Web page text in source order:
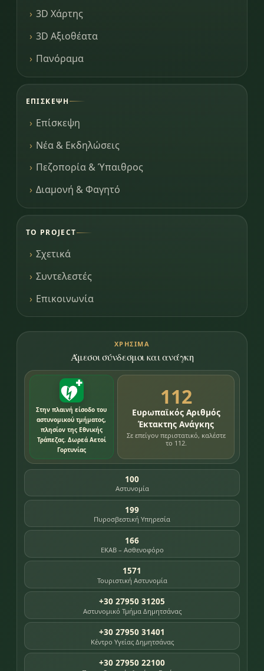
3D Χάρτης
3D Αξιοθέατα
Πανόραμα
ΕΠΊΣΚΕΨΗ
Επίσκεψη
Νέα & Εκδηλώσεις
Πεζοπορία & Ύπαιθρος
Διαμονή & Φαγητό
ΤΟ PROJECT
Σχετικά
Συντελεστές
Επικοινωνία
ΧΡΉΣΙΜΑ
Άμεσοι σύνδεσμοι και ανάγκη
Στην πλαινή είσοδο του
αστυνομικού τμήματος,
πλησίον της Εθνικής
Τράπεζας. Δωρεά Αετοί
Γορτυνίας
112
Ευρωπαϊκός Αριθμός
Έκτακτης Ανάγκης
Σε επείγον περιστατικό, καλέστε
το 112.
100
Αστυνομία
199
Πυροσβεστική Υπηρεσία
166
ΕΚΑΒ – Ασθενοφόρο
1571
Τουριστική Αστυνομία
+30 27950 31205
Αστυνομικό Τμήμα Δημητσάνας
+30 27950 31401
Κέντρο Υγείας Δημητσάνας
+30 27950 22100